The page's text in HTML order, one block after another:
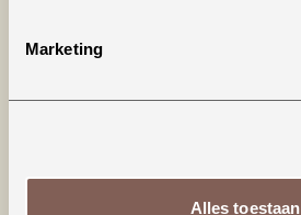
Marketing
Alles toestaan